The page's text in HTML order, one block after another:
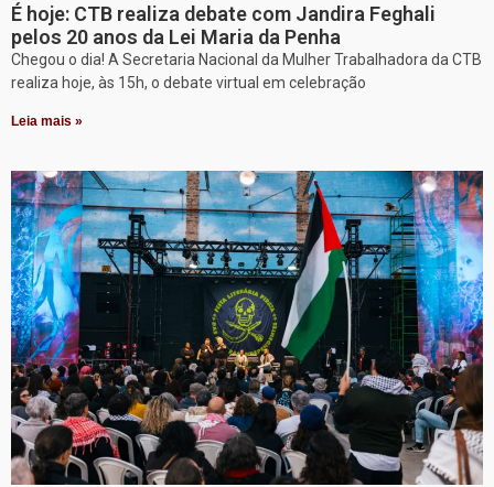
É hoje: CTB realiza debate com Jandira Feghali
pelos 20 anos da Lei Maria da Penha
Chegou o dia! A Secretaria Nacional da Mulher Trabalhadora da CTB
realiza hoje, às 15h, o debate virtual em celebração
Leia mais »